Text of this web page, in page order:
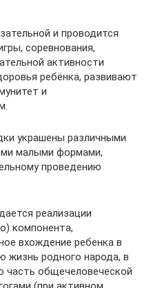
и проводится
соревнования,
активности
ребёнка, развивают
и
украшены различными
малыми формами,
проведению
реализации
компонента,
вхождение ребенка в
жизнь родного народа, в
часть общечеловеческой